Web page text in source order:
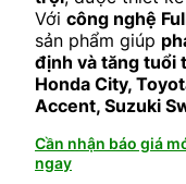
Với công nghệ
sản phẩm giúp
định và tăng tuổi
Honda City,
Accent, Suzuki
Cần nhận báo giá
ngay